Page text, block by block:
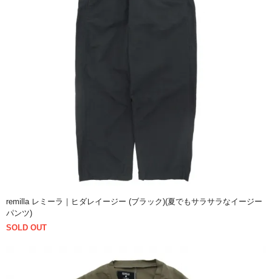
remilla レミーラ｜ヒダレイージー (ブラック)(夏でもサラサラなイージー
パンツ)
SOLD OUT